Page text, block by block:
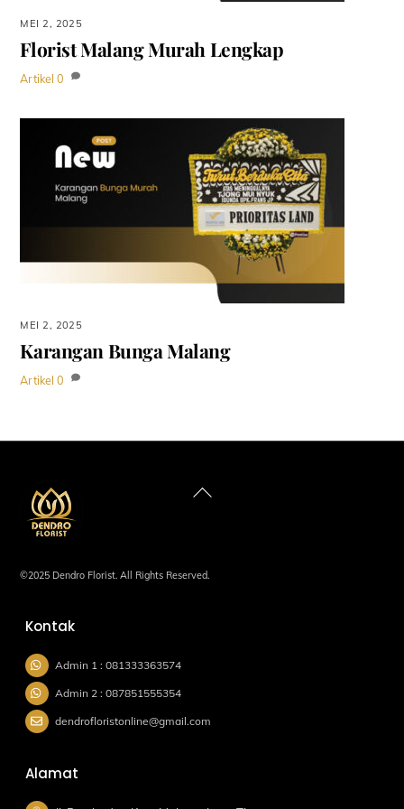
MEI 2, 2025
Florist Malang Murah Lengkap
Artikel 0
MEI 2, 2025
Karangan Bunga Malang
Artikel 0
Back
©2025 Dendro Florist. All Rights Reserved.
Kontak
Admin 1 : 081333363574
Admin 2 : 087851555354
dendrofloristonline@gmail.com
Alamat